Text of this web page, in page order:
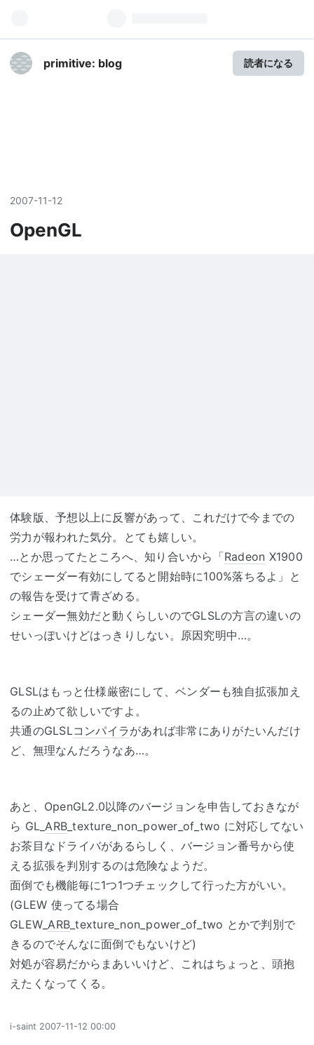
primitive: blog 読者になる
2007-11-12
OpenGL
体験版、予想以上に反響があって、これだけで今までの
労力が報われた気分。とても嬉しい。
…とか思ってたところへ、知り合いから「Radeon X1900
でシェーダー有効にしてると開始時に100%落ちるよ」と
の報告を受けて青ざめる。
シェーダー無効だと動くらしいのでGLSLの方言の違いの
せいっぽいけどはっきりしない。原因究明中…。
GLSLはもっと仕様厳密にして、ベンダーも独自拡張加え
るの止めて欲しいですよ。
共通のGLSLコンパイラがあれば非常にありがたいんだけ
ど、無理なんだろうなあ…。
あと、OpenGL2.0以降のバージョンを申告しておきなが
ら GL_ARB _texture_non_power_of_two に対応してない
お茶目なドライバがあるらしく、バージョン番号から使
える拡張を判別するのは危険なようだ。
面倒でも機能毎に1つ1つチェックして行った方がいい。
(GLEW 使ってる場合
GLEW_ARB _texture_non_power_of_two とかで判別で
きるのでそんなに面倒でもないけど)
対処が容易だからまあいいけど、これはちょっと、頭抱
えたくなってくる。
i-saint 2007-11-12 00:00